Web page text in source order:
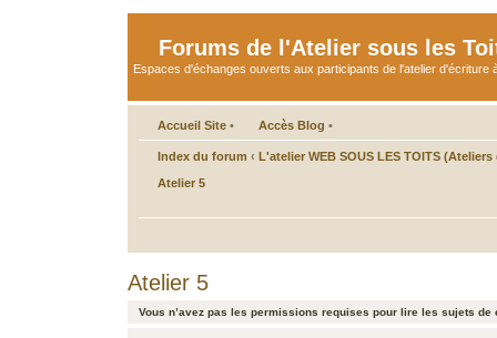
Forums de l'Atelier sous les
Espaces d'échanges ouverts aux participants de l'atelier d'écriture
Accueil Site • Accès Blog •
Index du forum ‹ L'atelier WEB SOUS LES TOITS
Atelier 5
Atelier 5
Vous n’avez pas les permissions requises pour lire les sujets de